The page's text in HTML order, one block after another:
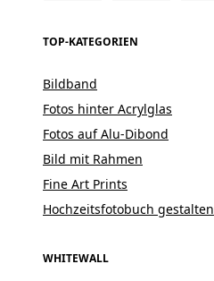
TOP-KATEGORIEN
Bildband
Fotos hinter Acrylglas
Fotos auf Alu-Dibond
Bild mit Rahmen
Fine Art Prints
Hochzeitsfotobuch gestalten
WHITEWALL